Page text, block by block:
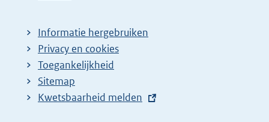
Informatie hergebruiken
Privacy en cookies
Toegankelijkheid
Sitemap
E
Kwetsbaarheid melden